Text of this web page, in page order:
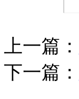
上一篇：
下一篇：